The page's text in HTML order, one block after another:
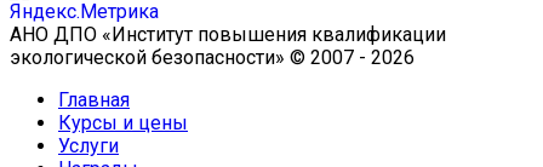
АНО ДПО «Институт повышения квалификации
экологической безопасности» © 2007 - 2026
Главная
Курсы и цены
Услуги